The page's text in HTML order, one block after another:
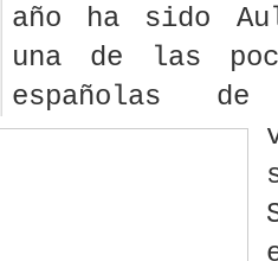
año ha sido
una de las
españolas